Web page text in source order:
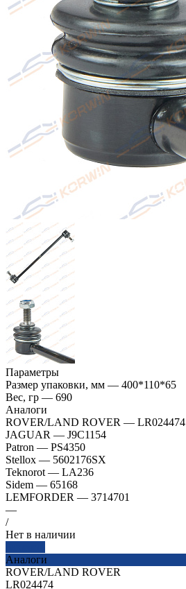
Параметры
Размер упаковки, мм — 400*110*65
Вес, гр — 690
Аналоги
ROVER/LAND ROVER — LR024474
JAGUAR — J9C1154
Patron — PS4350
Stellox — 5602176SX
Teknorot — LA236
Sidem — 65168
LEMFORDER — 3714701
—
/
Нет в наличии
Аналоги
ROVER/LAND ROVER
LR024474